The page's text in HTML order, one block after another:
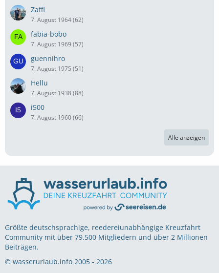
Zaffi
7. August 1964 (62)
fabia-bobo
7. August 1969 (57)
guennihro
7. August 1975 (51)
Hellu
7. August 1938 (88)
i500
7. August 1960 (66)
Alle anzeigen
Größte deutschsprachige, reedereiunabhängige Kreuzfahrt
Community mit über 79.500 Mitgliedern und über 2 Millionen
Beiträgen.
© wasserurlaub.info 2005 - 2026